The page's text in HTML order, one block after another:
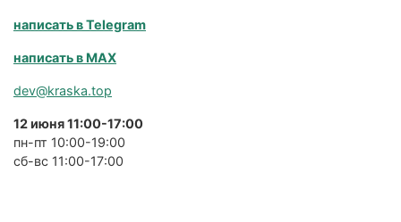
написать в Telegram
написать в MAX
dev@kraska.top
12 июня 11:00-17:00
пн-пт 10:00-19:00
сб-вс 11:00-17:00